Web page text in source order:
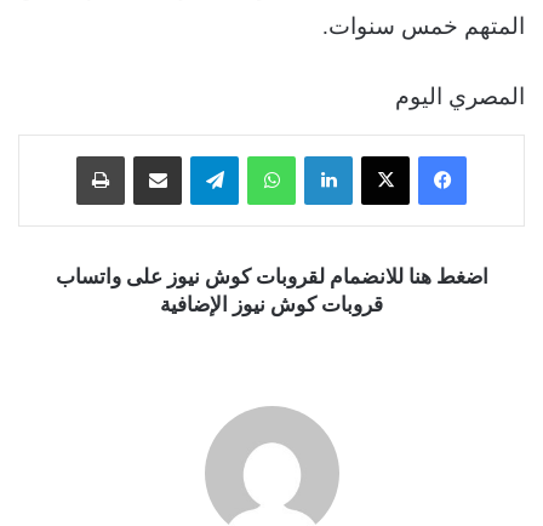
المتهم خمس سنوات.
المصري اليوم
فيسبوك ‫X لينكدإن واتساب تيلقرام
اضغط هنا للانضمام لقروبات كوش نيوز على واتساب
قروبات كوش نيوز الإضافية